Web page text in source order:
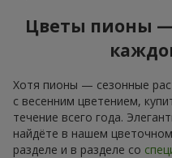
Цветы пионы —
Хотя пионы — сезонные
с весенним цветением,
течение всего года.
найдёте в нашем
разделе и в разделе со